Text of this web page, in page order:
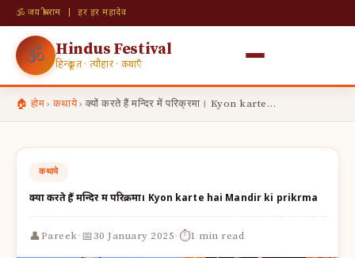
🕉 जय श्री राम | हर हर महादेव
🕉 Hindus Festival
हिन्दू व्रत · त्यौहार · कथाएँ
🏠 होम› कथाये› क्यों करते हैं मन्दिर में परिक्रमा। Kyon karte…
कथाये
क्यों करते हैं मन्दिर में परिक्रमा। Kyon karte hai Mandir ki prikrma
👤Pareek·📅30 January 2025·⏱1 min read